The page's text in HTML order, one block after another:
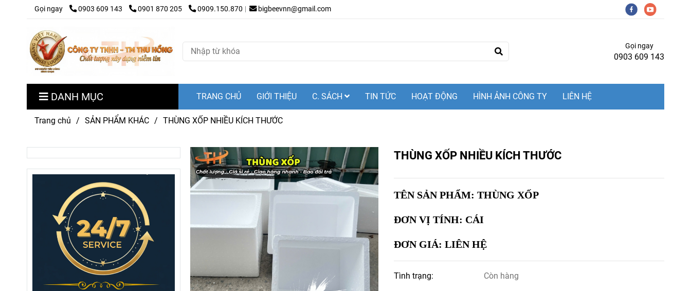
Gọi ngay 0903 609 143 0901 870 205 0909.150.870 bigbeevnn@gmail.com
Gọi ngay
0903 609 143
DANH MỤC TRANG CHỦ GIỚI THIỆU C. SÁCH TIN TỨC HOẠT ĐỘNG HÌNH ẢNH CÔNG TY LIÊN HỆ
Trang chủ / SẢN PHẨM KHÁC / THÙNG XỐP NHIỀU KÍCH THƯỚC
THÙNG XỐP NHIỀU KÍCH THƯỚC
TÊN SẢN PHẨM: THÙNG XỐP
ĐƠN VỊ TÍNH: CÁI
ĐƠN GIÁ: LIÊN HỆ
Tình trạng: Còn hàng